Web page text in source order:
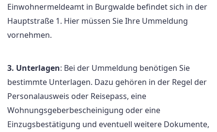
Einwohnermeldeamt in Burgwalde befindet sich in der
Hauptstraße 1. Hier müssen Sie Ihre Ummeldung
vornehmen.
3. Unterlagen: Bei der Ummeldung benötigen Sie
bestimmte Unterlagen. Dazu gehören in der Regel der
Personalausweis oder Reisepass, eine
Wohnungsgeberbescheinigung oder eine
Einzugsbestätigung und eventuell weitere Dokumente,